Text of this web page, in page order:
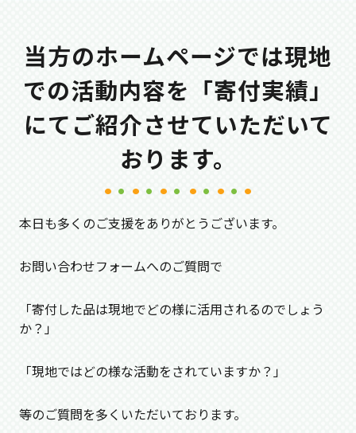
当方のホームページでは現地
での活動内容を「寄付実績」
にてご紹介させていただいて
おります。
本日も多くのご支援をありがとうございます。
お問い合わせフォームへのご質問で
「寄付した品は現地でどの様に活用されるのでしょう
か？」
「現地ではどの様な活動をされていますか？」
等のご質問を多くいただいております。